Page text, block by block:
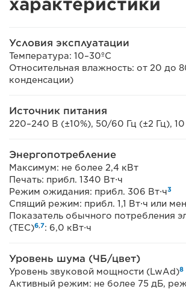
характеристики
Условия эксплуатации
Температура: 10–30ºC
Относительная влажность: от 20 до
конденсации)
Источник питания
220–240 В (±10%), 50/60 Гц (±2 Гц),
Энергопотребление
Максимум: не более 2,4 кВт
Печать: прибл. 1340 Вт⋅ч
Режим ожидания: прибл. 306 Вт⋅ч3
Спящий режим: прибл. 1,1 Вт⋅ч или
Показатель обычного потребления
(TEC)6,7: 6,0 кВт⋅ч
Уровень шума (ЧБ/цвет)
Уровень звуковой мощности (LwAd)8
Активный режим: не более 75 дБ,